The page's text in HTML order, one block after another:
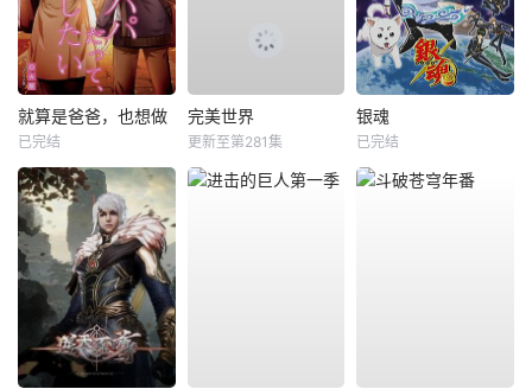
就算是爸爸，也想做
已完结
完美世界
更新至第281集
银魂
已完结